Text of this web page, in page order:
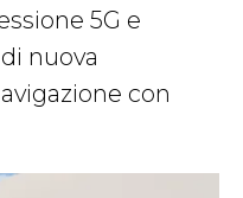
5G e
nuova
con